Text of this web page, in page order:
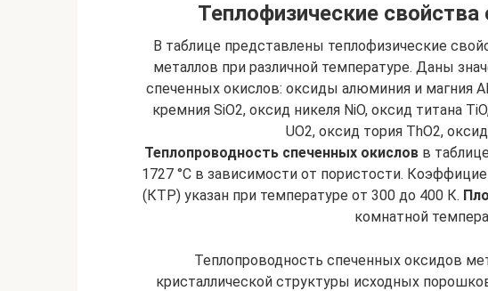
Теплофизические
В таблице представлены теплофизические
металлов при различной температуре. Даны
спеченных окислов: оксиды алюминия и магния
кремния SiO2, оксид никеля NiO, оксид титана
UO2, оксид тория ThO2,
Теплопроводность спеченных окислов в
1727 °С в зависимости от пористости.
(КТР) указан при температуре от 300 до 400 К.
комнатной
Теплопроводность спеченных оксидов
кристаллической структуры исходных